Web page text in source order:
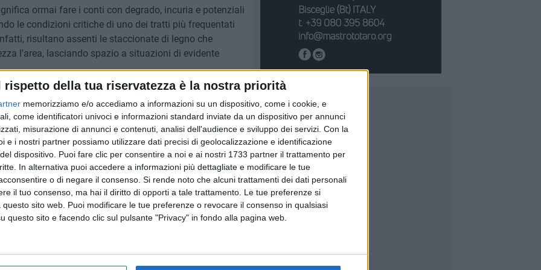
rispetto della tua riservatezza è la nostra priorità
memorizziamo e/o accediamo a informazioni su un dispositivo, come i cookie, e
come identificatori univoci e informazioni standard inviate da un dispositivo per annunci
misurazione di annunci e contenuti, analisi dell'audience e sviluppo dei servizi. Con la
e i nostri partner possiamo utilizzare dati precisi di geolocalizzazione e identificazione
dispositivo. Puoi fare clic per consentire a noi e ai nostri 1733 partner il trattamento per
In alternativa puoi accedere a informazioni più dettagliate e modificare le tue
o di negare il consenso. Si rende noto che alcuni trattamenti dei dati personali
il tuo consenso, ma hai il diritto di opporti a tale trattamento. Le tue preferenze si
sito web. Puoi modificare le tue preferenze o revocare il consenso in qualsiasi
questo sito e facendo clic sul pulsante "Privacy" in fondo alla pagina web.
ormai fare i conti con degrado, incuria e potenziali
le condizioni critiche di uno dei tratti più frequentati
risultano assenti le staccionate di legno che
l'area, lasciando spazio a situazioni di evidente
secondo la segnalazione, è un'immagine che
da una parte un cartello che avvisa del pericolo di
che fa sorridere amaramente, perché sembra
invece una condizione di abbandono concreta",
di manutenzione e programmazione, evidenziando
rappresentare un luogo di relax e valorizzazione del
di trascuratezza. I residenti chiedono interventi
mancanti, garantire sicurezza e restituire dignità a uno